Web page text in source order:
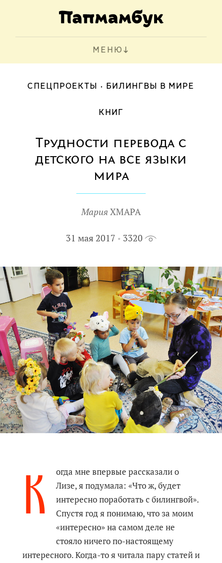
МЕНЮ
СПЕЦПРОЕКТЫ БИЛИНГВЫ В МИРЕ
КНИГ
Трудности перевода с
детского на все языки
мира
Мария ХМАРА
31 мая 2017 3320
К
огда мне впервые рассказали о
Лизе, я подумала: «Что ж, будет
интересно поработать с билингвой».
Спустя год я понимаю, что за моим
«интересно» на самом деле не
стояло ничего по-настоящему
интересного. Когда-то я читала пару статей и